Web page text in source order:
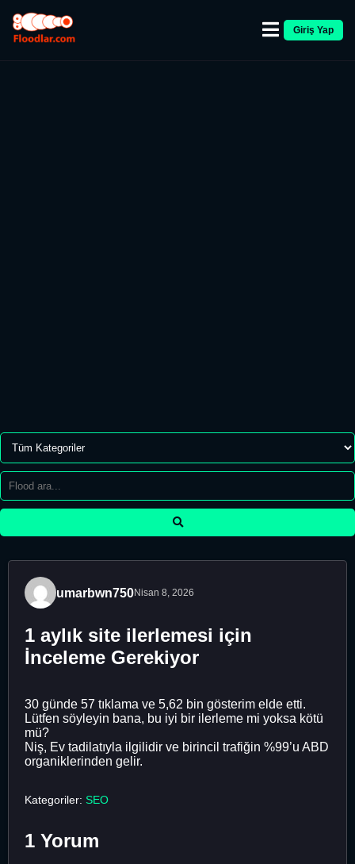
Giriş Yap
umarbwn750Nisan 8, 2026
1 aylık site ilerlemesi için
İnceleme Gerekiyor
30 günde 57 tıklama ve 5,62 bin gösterim elde etti.
Lütfen söyleyin bana, bu iyi bir ilerleme mi yoksa kötü
mü?
Niş, Ev tadilatıyla ilgilidir ve birincil trafiğin %99’u ABD
organiklerinden gelir.
Kategoriler: SEO
1 Yorum